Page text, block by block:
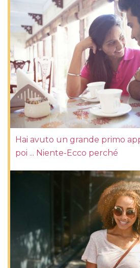
Hai avuto un grande primo
poi ... Niente-Ecco perché